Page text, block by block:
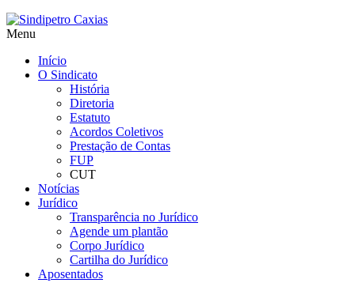
Menu
Início
O Sindicato
História
Diretoria
Estatuto
Acordos Coletivos
Prestação de Contas
FUP
CUT
Notícias
Jurídico
Transparência no Jurídico
Agende um plantão
Corpo Jurídico
Cartilha do Jurídico
Aposentados